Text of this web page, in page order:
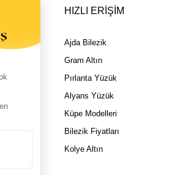
HIZLI ERİŞİM
Ajda Bilezik
Gram Altın
Pırlanta Yüzük
Alyans Yüzük
Küpe Modelleri
Bilezik Fiyatları
Kolye Altın